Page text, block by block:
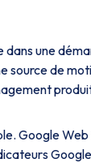
une
source de
Google